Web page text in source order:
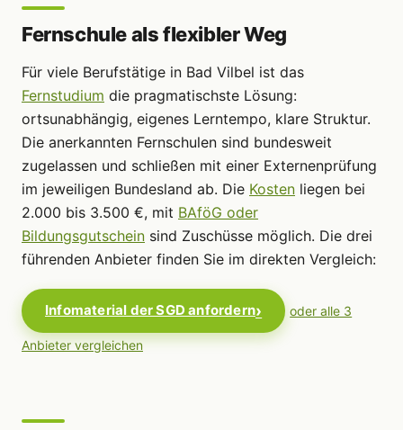
Fernschule als flexibler Weg
Für viele Berufstätige in Bad Vilbel ist das
Fernstudium die pragmatischste Lösung:
ortsunabhängig, eigenes Lerntempo, klare Struktur.
Die anerkannten Fernschulen sind bundesweit
zugelassen und schließen mit einer Externenprüfung
im jeweiligen Bundesland ab. Die Kosten liegen bei
2.000 bis 3.500 €, mit BAföG oder
Bildungsgutschein sind Zuschüsse möglich. Die drei
führenden Anbieter finden Sie im direkten Vergleich:
Infomaterial der SGD anfordern oder alle 3
Anbieter vergleichen